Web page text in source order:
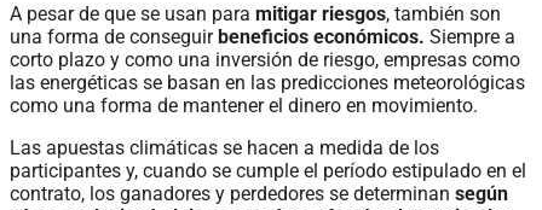
A pesar de que se usan para mitigar riesgos, también son
una forma de conseguirbeneficios económicos. Siempre a
corto plazo y como una inversión de riesgo, empresas como
las energéticas se basan en las predicciones meteorológicas
como una forma de mantener el dinero en movimiento.
Las apuestas climáticas se hacen a medida de los
participantes y, cuando se cumple el período estipulado en el
contrato, los ganadores y perdedores se determinan según